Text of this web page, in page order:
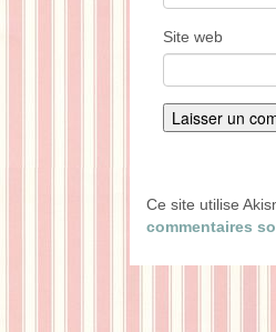
Site web
Ce site utilise
commentaires